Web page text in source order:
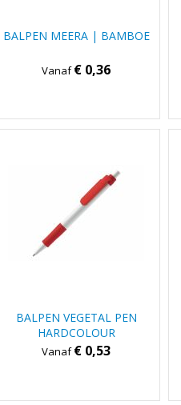
BALPEN MEERA | BAMBOE
Vanaf€ 0,36
BALPEN VEGETAL PEN
HARDCOLOUR
Vanaf€ 0,53